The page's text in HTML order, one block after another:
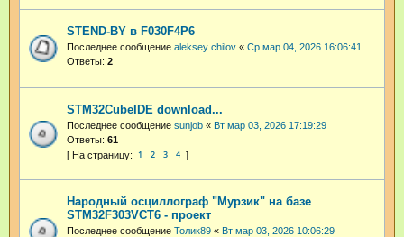
STEND-BY в F030F4P6
Последнее сообщение aleksey chilov « Ср мар 04, 2026 16:06:41
Ответы: 2
STM32CubeIDE download...
Последнее сообщение sunjob « Вт мар 03, 2026 17:19:29
Ответы: 61
1 2 3 4
Народный осциллограф "Мурзик" на базе
STM32F303VCT6 - проект
Последнее сообщение Толик89 « Вт мар 03, 2026 10:06:29